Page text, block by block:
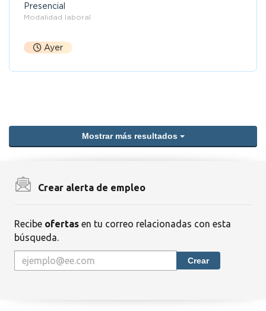
Presencial
Modalidad laboral
Ayer
Mostrar más resultados
Crear alerta de empleo
Recibe ofertas en tu correo relacionadas con esta
búsqueda.
Crear